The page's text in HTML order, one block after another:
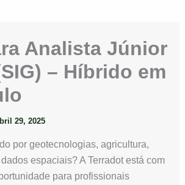
Analista Júnior
– Híbrido em
29, 2025
por geotecnologias, agricultura,
espaciais? A Terradot está com
para profissionais